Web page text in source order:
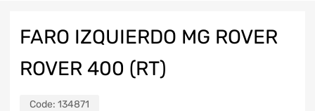
FARO IZQUIERDO MG ROVER
ROVER 400 (RT)
Code: 134871